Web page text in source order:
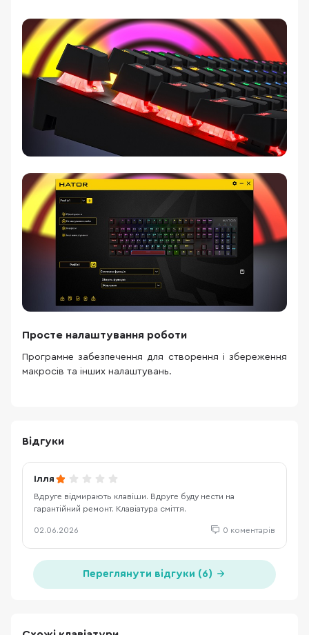
Просте налаштування роботи
Програмне забезпечення для створення і збереження
макросів та інших налаштувань.
Відгуки
Ілля
Вдруге відмирають клавіши. Вдруге буду нести на
гарантійний ремонт. Клавіатура сміття.
02.06.2026 0 коментарів
Переглянути відгуки (6)